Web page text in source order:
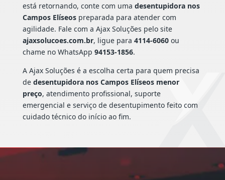
está retornando, conte com uma desentupidora nos
Campos Elíseospreparada para atender com
agilidade. Fale com a Ajax Soluções pelo site
ajaxsolucoes.com.br, ligue para 4114-6060ou
chame no WhatsApp 94153-1856.
A Ajax Soluções é a escolha certa para quem precisa
de desentupidora nos Campos Elíseos menor
preço, atendimento profissional, suporte
emergencial e serviço de desentupimento feito com
cuidado técnico do início ao fim.